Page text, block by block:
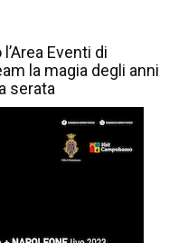
Eventi di
la magia degli anni
serata